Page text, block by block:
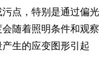
点，特别是通过偏光
随着照明条件和观察
生的应变图形引起